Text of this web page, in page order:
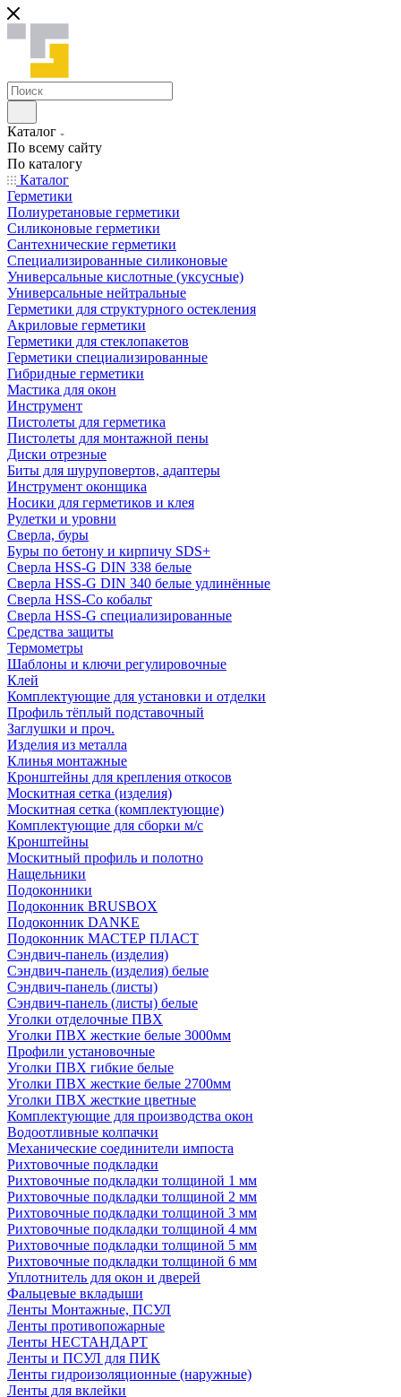
Каталог
По всему сайту
По каталогу
Каталог
Герметики
Полиуретановые герметики
Силиконовые герметики
Сантехнические герметики
Специализированные силиконовые
Универсальные кислотные (уксусные)
Универсальные нейтральные
Герметики для структурного остекления
Акриловые герметики
Герметики для стеклопакетов
Герметики специализированные
Гибридные герметики
Мастика для окон
Инструмент
Пистолеты для герметика
Пистолеты для монтажной пены
Диски отрезные
Биты для шуруповертов, адаптеры
Инструмент оконщика
Носики для герметиков и клея
Рулетки и уровни
Сверла, буры
Буры по бетону и кирпичу SDS+
Сверла HSS-G DIN 338 белые
Сверла HSS-G DIN 340 белые удлинённые
Сверла HSS-Co кобальт
Сверла HSS-G специализированные
Средства защиты
Термометры
Шаблоны и ключи регулировочные
Клей
Комплектующие для установки и отделки
Профиль тёплый подставочный
Заглушки и проч.
Изделия из металла
Клинья монтажные
Кронштейны для крепления откосов
Москитная сетка (изделия)
Москитная сетка (комплектующие)
Комплектующие для сборки м/с
Кронштейны
Москитный профиль и полотно
Нащельники
Подоконники
Подоконник BRUSBOX
Подоконник DANKE
Подоконник МАСТЕР ПЛАСТ
Сэндвич-панель (изделия)
Сэндвич-панель (изделия) белые
Сэндвич-панель (листы)
Сэндвич-панель (листы) белые
Уголки отделочные ПВХ
Уголки ПВХ жесткие белые 3000мм
Профили установочные
Уголки ПВХ гибкие белые
Уголки ПВХ жесткие белые 2700мм
Уголки ПВХ жесткие цветные
Комплектующие для производства окон
Водоотливные колпачки
Механические соединители импоста
Рихтовочные подкладки
Рихтовочные подкладки толщиной 1 мм
Рихтовочные подкладки толщиной 2 мм
Рихтовочные подкладки толщиной 3 мм
Рихтовочные подкладки толщиной 4 мм
Рихтовочные подкладки толщиной 5 мм
Рихтовочные подкладки толщиной 6 мм
Уплотнитель для окон и дверей
Фальцевые вкладыши
Ленты Монтажные, ПСУЛ
Ленты противопожарные
Ленты НЕСТАНДАРТ
Ленты и ПСУЛ для ПИК
Ленты гидроизоляционные (наружные)
Ленты для вклейки